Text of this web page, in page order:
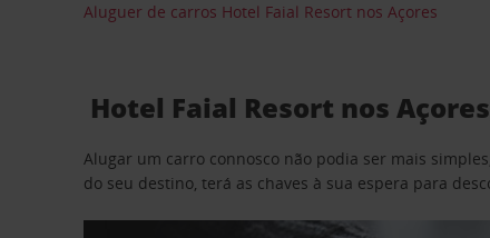
Aluguer de carros Hotel Faial Resort nos Açores
Hotel Faial Resort nos
Alugar um carro connosco não podia ser mais
do seu destino, terá as chaves à sua espera para